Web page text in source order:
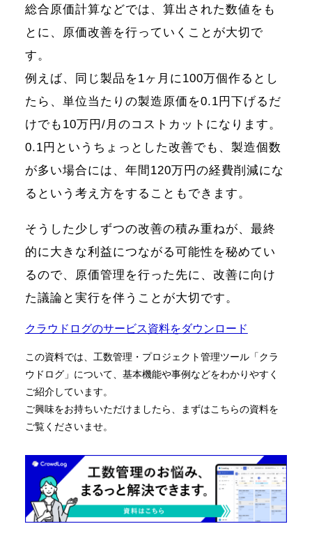
総合原価計算などでは、算出された数値をも
とに、原価改善を行っていくことが大切で
す。
例えば、同じ製品を1ヶ月に100万個作るとし
たら、単位当たりの製造原価を0.1円下げるだ
けでも10万円/月のコストカットになります。
0.1円というちょっとした改善でも、製造個数
が多い場合には、年間120万円の経費削減にな
るという考え方をすることもできます。
そうした少しずつの改善の積み重ねが、最終
的に大きな利益につながる可能性を秘めてい
るので、原価管理を行った先に、改善に向け
た議論と実行を伴うことが大切です。
クラウドログのサービス資料をダウンロード
この資料では、工数管理・プロジェクト管理ツール「クラ
ウドログ」について、基本機能や事例などをわかりやすく
ご紹介しています。
ご興味をお持ちいただけましたら、まずはこちらの資料を
ご覧くださいませ。